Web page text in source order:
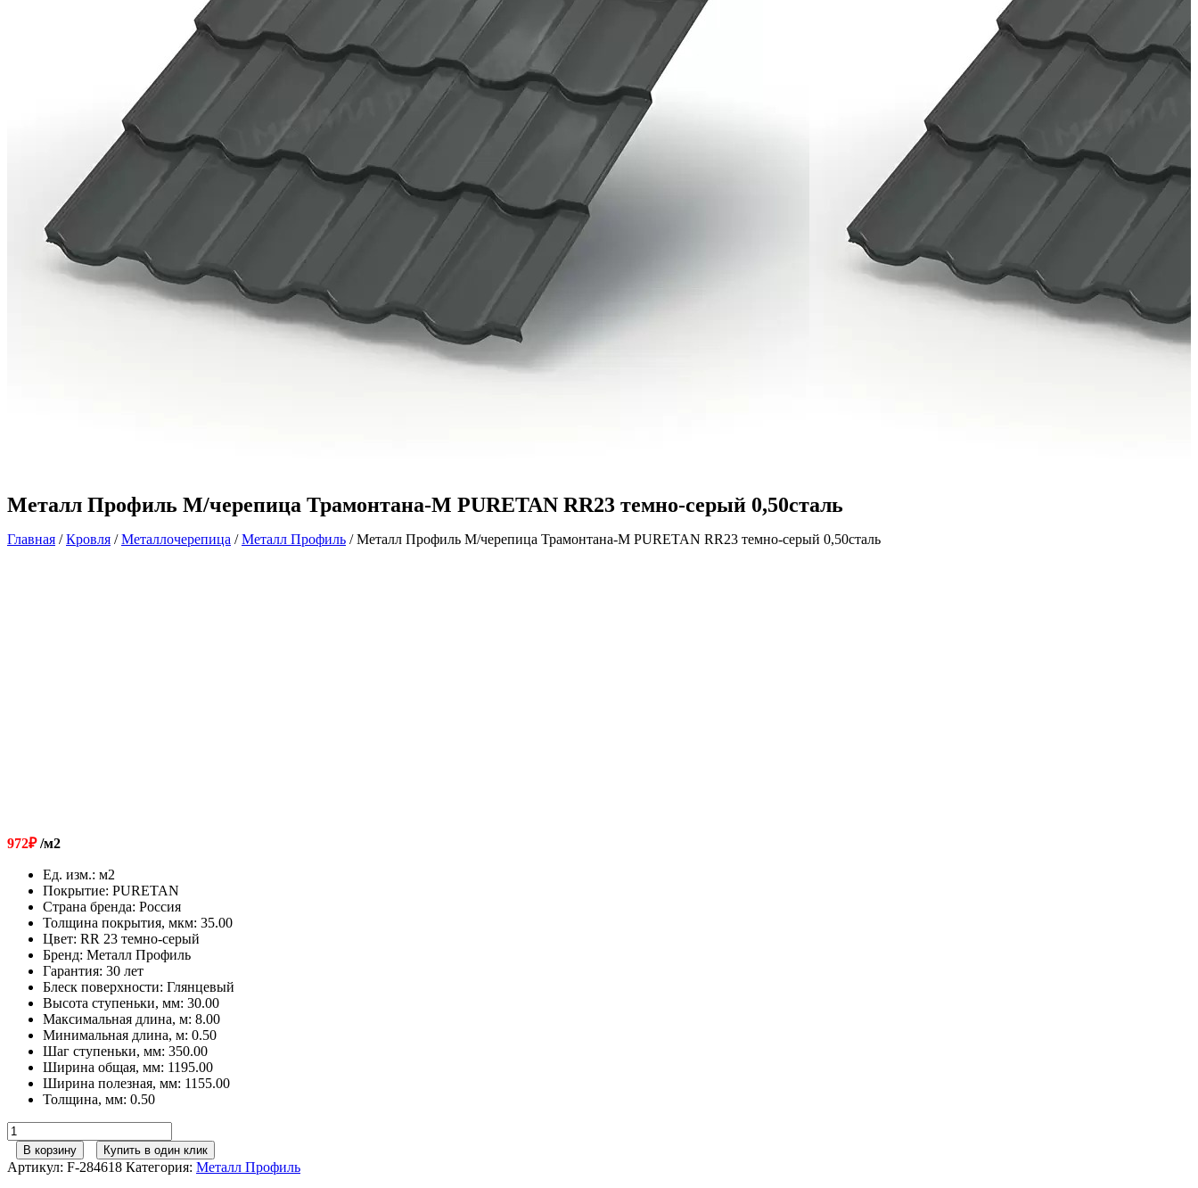
Металл Профиль М/черепица Трамонтана-М PURETAN RR23 темно-серый 0,50сталь
Главная /Кровля /Металлочерепица /Металл Профиль / Металл Профиль М/черепица Трамонтана-М PURETAN RR23 темно-серый 0,50сталь
972₽/м2
Ед. изм.: м2
Покрытие: PURETAN
Страна бренда: Россия
Толщина покрытия, мкм: 35.00
Цвет: RR 23 темно-серый
Бренд: Металл Профиль
Гарантия: 30 лет
Блеск поверхности: Глянцевый
Высота ступеньки, мм: 30.00
Максимальная длина, м: 8.00
Минимальная длина, м: 0.50
Шаг ступеньки, мм: 350.00
Ширина общая, мм: 1195.00
Ширина полезная, мм: 1155.00
Толщина, мм: 0.50
Количество
товара
Металл
Профиль
В корзину Купить в один клик
Артикул: F-284618 Категория: Металл Профиль